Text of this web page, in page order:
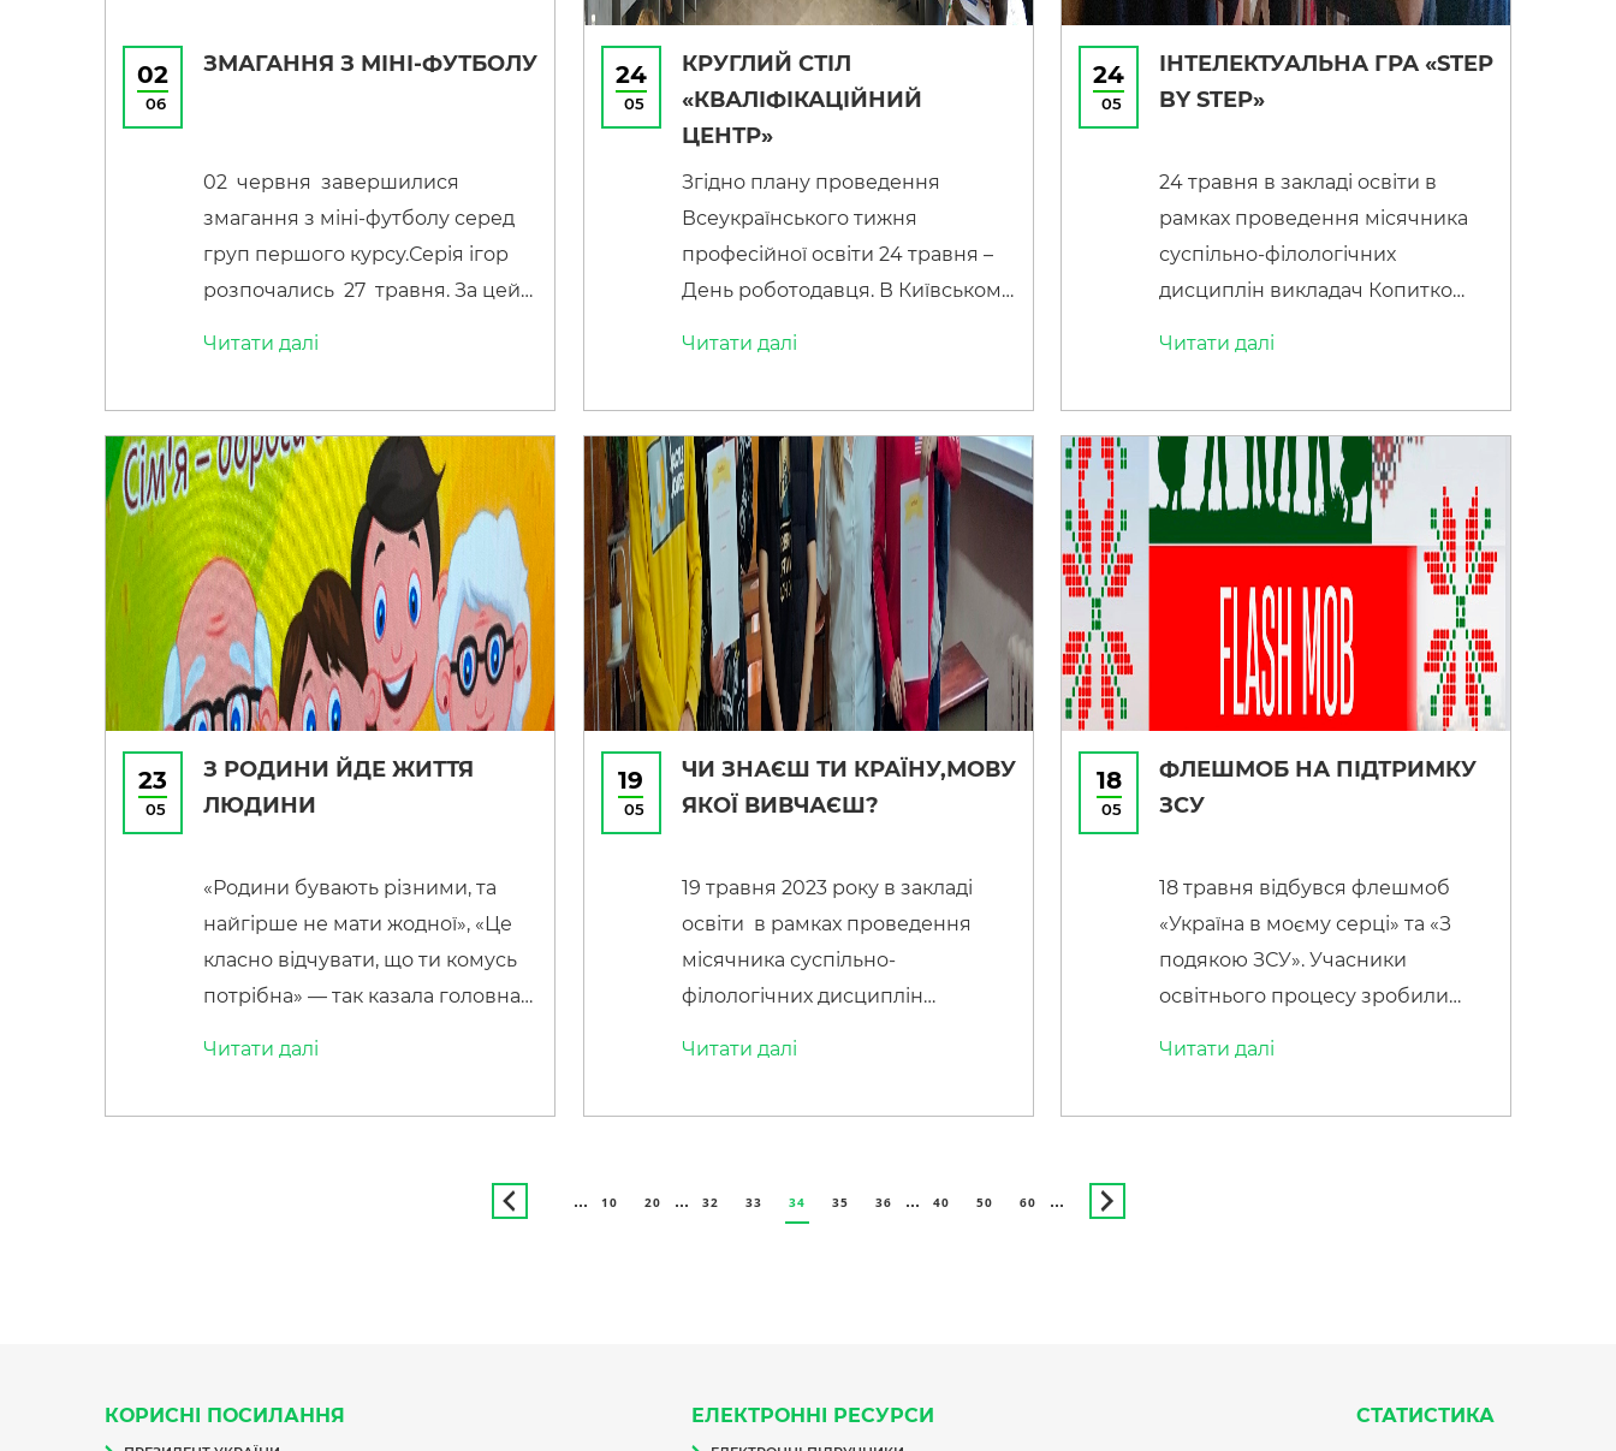
України медаллю «За сприяння
Збройним Силам […]
02
06
ЗМАГАННЯ З МІНІ-ФУТБОЛУ
02 червня завершилися
змагання з міні-футболу серед
груп першого курсу.Серія ігор
розпочались 27 травня. За цей
учнів, як гравців так і
вболівальників.Здобувачі освіти
проявили себе, як гарні
командні гравці і доклали
максимум зусиль для
перемоги.У чесній боротьбі
призові місця вибороли:1 місце
— 11 група;2 […]
Читати далi
24
05
КРУГЛИЙ СТІЛ
«КВАЛІФІКАЦІЙНИЙ
ЦЕНТР»
Згідно плану проведення
Всеукраїнського тижня
професійної освіти 24 травня –
День роботодавця. В Київському
організований та проведений
круглий стіл спільно з нашими
партнерами та роботодавцями
— ТОВ «ВІДІ Автосіті Кільцева»
Галина Караваєва, ТОВ
«Автокомп Сервіз ЛТД» Руслан
Кулагін, СТО ТОВ з іноземними
інвестиціями «Volvo Україна»
Юрій Щур, […]
Читати далi
24
05
ІНТЕЛЕКТУАЛЬНА ГРА «STEP
BY STEP»
24 травня в закладі освіти в
рамках проведення місячника
суспільно-філологічних
дисциплін викладач Копитко
Дню філолога. Здобувачі освіти
чудово справилися із
завданнями, розкрили власні
інтелектуальні, мовленнєві та
творчі здібності.
Читати далi
23
05
З РОДИНИ ЙДЕ ЖИТТЯ
ЛЮДИНИ
«Родини бувають різними, та
найгірше не мати жодної», «Це
класно відчувати, що ти комусь
потрібна» — так казала головна
Читати далi
19
05
ЧИ ЗНАЄШ ТИ КРАЇНУ,МОВУ
ЯКОЇ ВИВЧАЄШ?
19 травня 2023 року в закладі
освіти в рамках проведення
місячника суспільно-
філологічних дисциплін
перевірити учням свої знання, а
Читати далi
18
05
ФЛЕШМОБ НА ПІДТРИМКУ
ЗСУ
18 травня відбувся флешмоб
«Україна в моєму серці» та «З
подякою ЗСУ». Учасники
освітнього процесу зробили
Читати далi
... 10 20 ... 32 33 34 35 36 ... 40 50 60 ...
КОРИСНІ ПОСИЛАННЯ ЕЛЕКТРОННІ РЕСУРСИ СТАТИСТИКА